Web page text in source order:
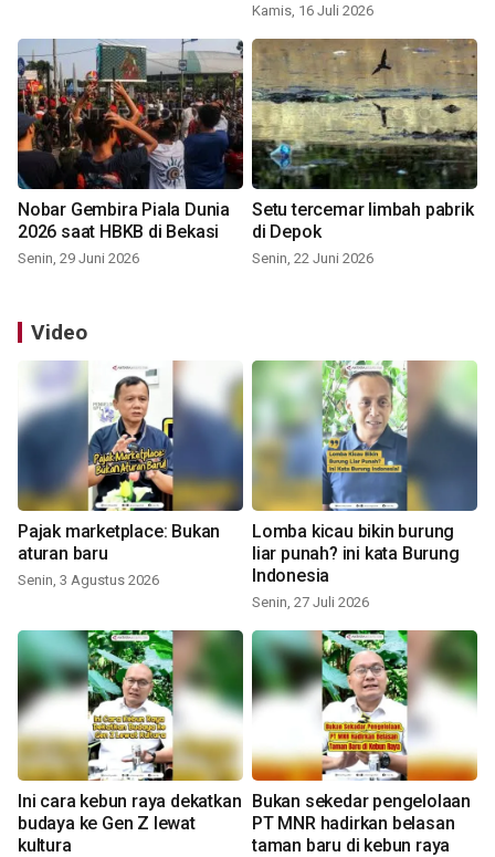
Kamis, 16 Juli 2026
Nobar Gembira Piala Dunia
2026 saat HBKB di Bekasi
Senin, 29 Juni 2026
Setu tercemar limbah pabrik
di Depok
Senin, 22 Juni 2026
Video
Pajak marketplace: Bukan
aturan baru
Senin, 3 Agustus 2026
Lomba kicau bikin burung
liar punah? ini kata Burung
Indonesia
Senin, 27 Juli 2026
Ini cara kebun raya dekatkan
budaya ke Gen Z lewat
kultura
Bukan sekedar pengelolaan
PT MNR hadirkan belasan
taman baru di kebun raya